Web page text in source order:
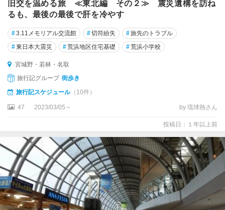
旧交を温める旅 ≪東北編 その２≫ 震災遺構を訪ね
るも、最後の最後で肝を冷やす
#3.11メモリアル交流館 #切符紛失 #旅先のトラブル
#東日本大震災 #荒浜地区住宅基礎 #荒浜小学校
宮城野・若林・名取
旅行記グループ 街歩き
旅行記スケジュール（10件）
47 2023/03/05～ by 琉球熱さん
投稿日：１年以上前